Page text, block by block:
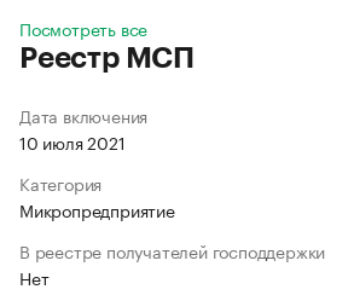
Посмотреть все
Реестр МСП
Дата включения
10 июля 2021
Категория
Микропредприятие
В реестре получателей господдержки
Нет